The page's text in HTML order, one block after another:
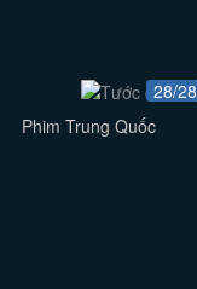
28/28
Phim Trung Quốc